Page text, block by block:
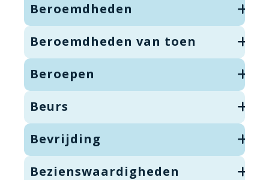
Beroemdheden
Beroemdheden van toen
Beroepen
Beurs
Bevrijding
Bezienswaardigheden